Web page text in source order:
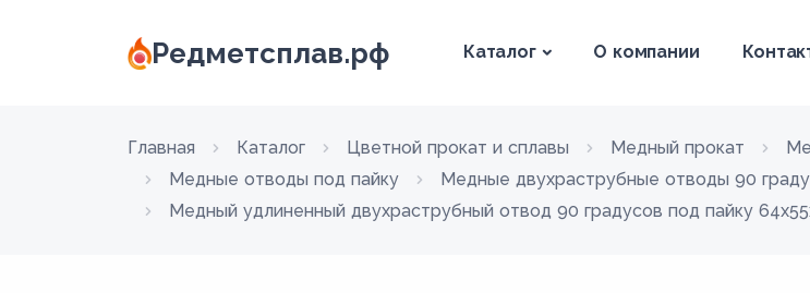
Редметсплав.рф Каталог О компании
Главная Каталог Цветной прокат и сплавы Медный прокат
Медные отводы под пайку
Медные двухраструбные отводы 90
Медный удлиненный двухраструбный отвод 90 градусов под пайку